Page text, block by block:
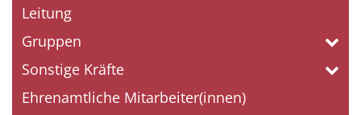
Leitung
Gruppen
Sonstige Kräfte
Ehrenamtliche Mitarbeiter(innen)